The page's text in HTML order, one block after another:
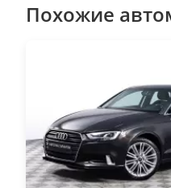
Похожие